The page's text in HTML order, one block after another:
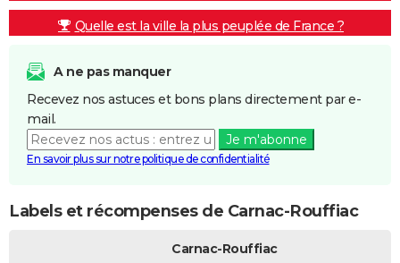
Quelle est la ville la plus peuplée de France ?
A ne pas manquer
Recevez nos astuces et bons plans directement par e-
mail.
Je m'abonne
En savoir plus sur notre politique de confidentialité
Labels et récompenses de Carnac-Rouffiac
Carnac-Rouffiac